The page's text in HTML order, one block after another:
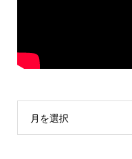
月を選択